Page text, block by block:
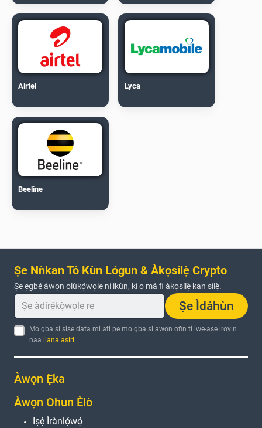
Airtel Lyca
Beeline
Ṣe Nǹkan Tó Kùn Lógun & Àkọsílẹ̀ Crypto
Ṣe ẹgbẹ́ àwọn olùkọ́wọle ní ìkùn, kí o má fi àkọsílẹ̀ kan sílẹ̀.
Ṣe Ìdáhùn
Mo gba si ṣiṣe data mi ati pe mo gba si awọn ofin ti iwe-aṣẹ iroyin
naa ilana asiri.
Àwọn Ẹ̀ka
Àwọn Ohun Èlò
Iṣẹ́ Ìrànlọ́wọ́